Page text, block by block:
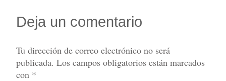
Deja un comentario
Tu dirección de correo electrónico no será
publicada. Los campos obligatorios están marcados
con *